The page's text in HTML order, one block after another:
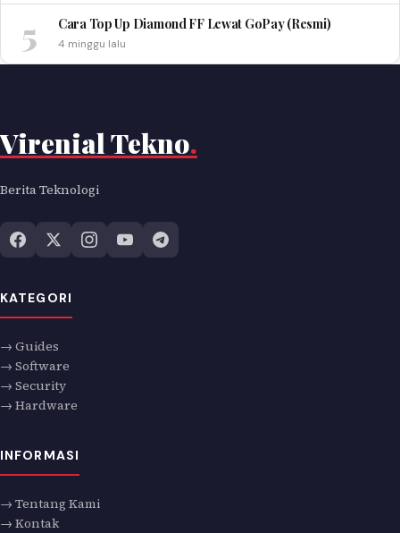
5 Cara Top Up Diamond FF Lewat GoPay (Resmi)
4 minggu lalu
Virenial Tekno.
Berita Teknologi
KATEGORI
→ Guides
→ Software
→ Security
→ Hardware
INFORMASI
→ Tentang Kami
→ Kontak